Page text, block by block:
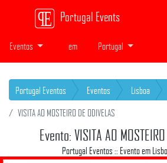
Portugal Events
Eventos em Portugal
Portugal Eventos Eventos Lisboa
VISITA AO MOSTEIRO DE ODIVELAS
Evento: VISITA AO
Portugal Eventos :: Evento em